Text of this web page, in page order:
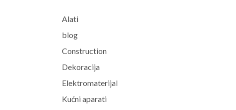
Alati
blog
Construction
Dekoracija
Elektromaterijal
Kućni aparati